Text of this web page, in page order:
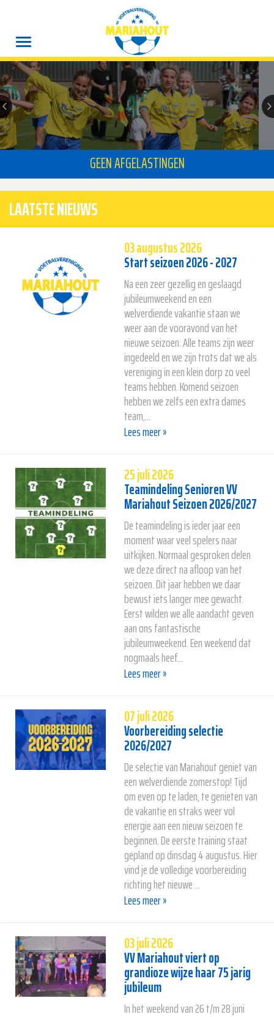
Vorige
GEEN AFGELASTINGEN
LAATSTE NIEUWS
03 augustus 2026
Start seizoen 2026 - 2027
Na een zeer gezellig en geslaagd
jubileumweekend en een
welverdiende vakantie staan we
weer aan de vooravond van het
nieuwe seizoen. Alle teams zijn weer
ingedeeld en we zijn trots dat we als
vereniging in een klein dorp zo veel
teams hebben. Komend seizoen
hebben we zelfs een extra dames
team,...
Lees meer »
25 juli 2026
Teamindeling Senioren VV
Mariahout Seizoen 2026/2027
De teamindeling is ieder jaar een
moment waar veel spelers naar
uitkijken. Normaal gesproken delen
we deze direct na afloop van het
seizoen. Dit jaar hebben we daar
bewust iets langer mee gewacht.
Eerst wilden we alle aandacht geven
aan ons fantastische
jubileumweekend. Een weekend dat
nogmaals heef...
Lees meer »
07 juli 2026
Voorbereiding selectie
2026/2027
De selectie van Mariahout geniet van
een welverdiende zomerstop! Tijd
om even op te laden, te genieten van
de vakantie en straks weer vol
energie aan een nieuw seizoen te
beginnen. De eerste training staat
gepland op dinsdag 4 augustus. Hier
vind je de volledige voorbereiding
richting het nieuwe ...
Lees meer »
03 juli 2026
VV Mariahout viert op
grandioze wijze haar 75 jarig
jubileum
In het weekend van 26 t/m 28 juni